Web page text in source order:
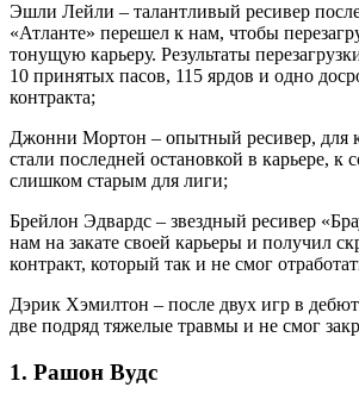
Эшли Лейли – талантливый ресивер
«Атланте» перешел к нам, чтобы
тонущую карьеру. Результаты
10 принятых пасов, 115 ярдов и одно
контракта;
Джонни Мортон – опытный ресивер, для
стали последней остановкой в карьере, к
слишком старым для лиги;
Брейлон Эдвардс – звездный ресивер
нам на закате своей карьеры и получил
контракт, который так и не смог
Дэрик Хэмилтон – после двух игр в
две подряд тяжелые травмы и не смог
1. Рашон Вудс